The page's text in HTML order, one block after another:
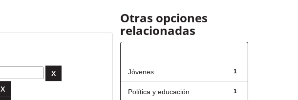
Otras opciones
relacionadas
1
Jóvenes
1
Política y educación